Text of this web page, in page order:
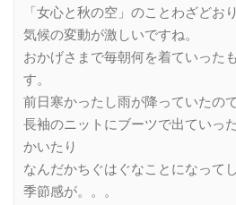
「女心と秋の空」のことわざどおり
気候の変動が激しいですね。
おかげさまで毎朝何を着ていった
す。
前日寒かったし雨が降っていたので
長袖のニットにブーツで出ていっ
かいたり
なんだかちぐはぐなことになって
季節感が。。。